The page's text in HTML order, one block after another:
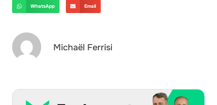
WhatsApp Email
Michaël Ferrisi